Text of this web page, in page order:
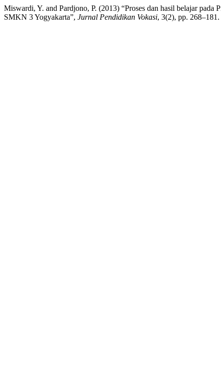
Miswardi, Y. and Pardjono, P. (2013) “Proses dan hasil belajar pada
SMKN 3 Yogyakarta”, Jurnal Pendidikan Vokasi, 3(2), pp.